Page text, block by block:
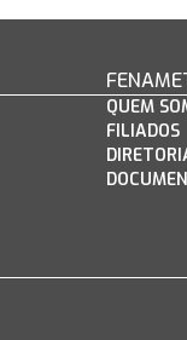
QUEM
FILIADOS